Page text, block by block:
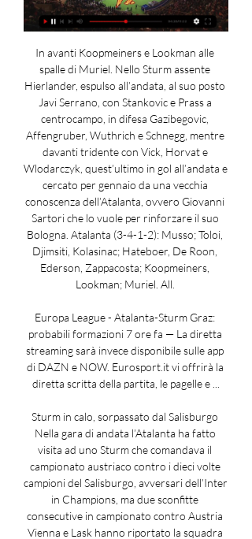
In avanti Koopmeiners e Lookman alle
spalle di Muriel. Nello Sturm assente
Hierlander, espulso all’andata, al suo posto
Javi Serrano, con Stankovic e Prass a
centrocampo, in difesa Gazibegovic,
Affengruber, Wuthrich e Schnegg, mentre
davanti tridente con Vick, Horvat e
Wlodarczyk, quest’ultimo in gol all’andata e
cercato per gennaio da una vecchia
conoscenza dell’Atalanta, ovvero Giovanni
Sartori che lo vuole per rinforzare il suo
Bologna. Atalanta (3-4-1-2): Musso; Toloi,
Djimsiti, Kolasinac; Hateboer, De Roon,
Ederson, Zappacosta; Koopmeiners,
Lookman; Muriel. All.
Europa League - Atalanta-Sturm Graz:
probabili formazioni 7 ore fa — La diretta
streaming sarà invece disponibile sulle app
di DAZN e NOW. Eurosport.it vi offrirà la
diretta scritta della partita, le pagelle e ...
Sturm in calo, sorpassato dal Salisburgo
Nella gara di andata l’Atalanta ha fatto
visita ad uno Sturm che comandava il
campionato austriaco contro i dieci volte
campioni del Salisburgo, avversari dell’Inter
in Champions, ma due sconfitte
consecutive in campionato contro Austria
Vienna e Lask hanno riportato la squadra